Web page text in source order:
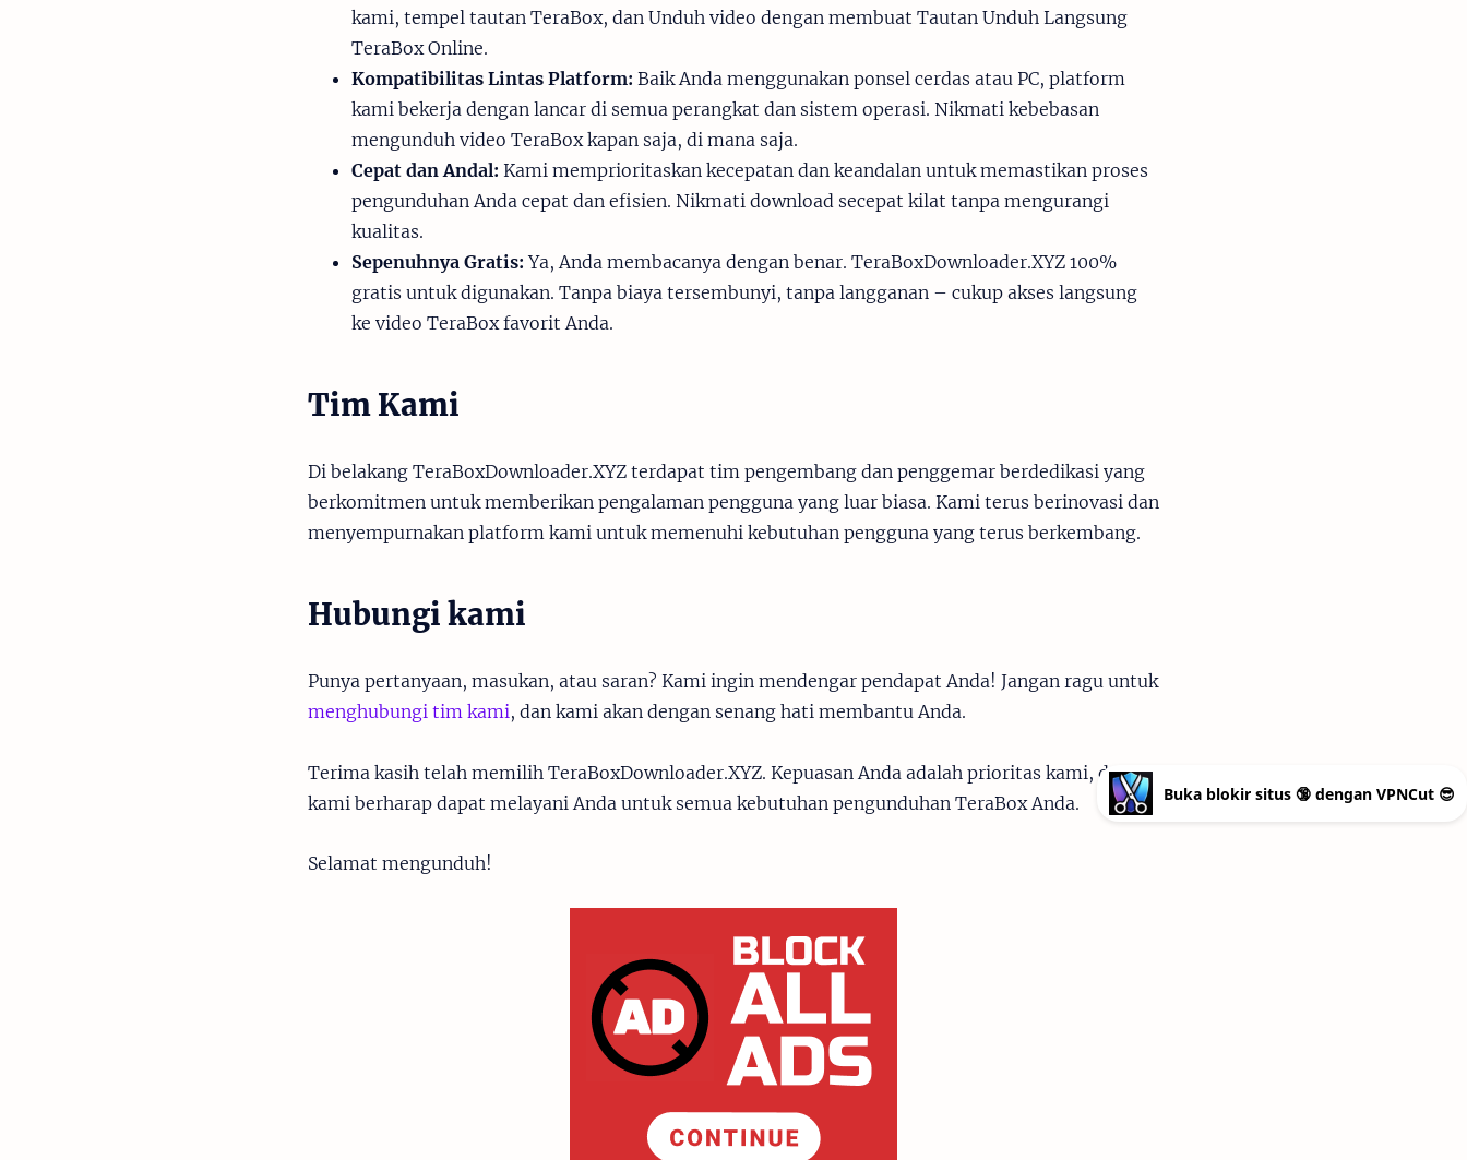
kami, tempel tautan TeraBox, dan Unduh video dengan membuat Tautan Unduh Langsung
TeraBox Online.
Kompatibilitas Lintas Platform: Baik Anda menggunakan ponsel cerdas atau PC, platform
kami bekerja dengan lancar di semua perangkat dan sistem operasi. Nikmati kebebasan
mengunduh video TeraBox kapan saja, di mana saja.
Cepat dan Andal: Kami memprioritaskan kecepatan dan keandalan untuk memastikan proses
pengunduhan Anda cepat dan efisien. Nikmati download secepat kilat tanpa mengurangi
kualitas.
Sepenuhnya Gratis: Ya, Anda membacanya dengan benar. TeraBoxDownloader.XYZ 100%
gratis untuk digunakan. Tanpa biaya tersembunyi, tanpa langganan – cukup akses langsung
ke video TeraBox favorit Anda.
Tim Kami
Di belakang TeraBoxDownloader.XYZ terdapat tim pengembang dan penggemar berdedikasi yang
berkomitmen untuk memberikan pengalaman pengguna yang luar biasa. Kami terus berinovasi dan
menyempurnakan platform kami untuk memenuhi kebutuhan pengguna yang terus berkembang.
Hubungi kami
Punya pertanyaan, masukan, atau saran? Kami ingin mendengar pendapat Anda! Jangan ragu untuk
menghubungi tim kami, dan kami akan dengan senang hati membantu Anda.
Terima kasih telah memilih TeraBoxDownloader.XYZ. Kepuasan Anda adalah prioritas kami, dan
kami berharap dapat melayani Anda untuk semua kebutuhan pengunduhan TeraBox Anda.
Selamat mengunduh!
Buka blokir situs 🔞 dengan VPNCut 😎